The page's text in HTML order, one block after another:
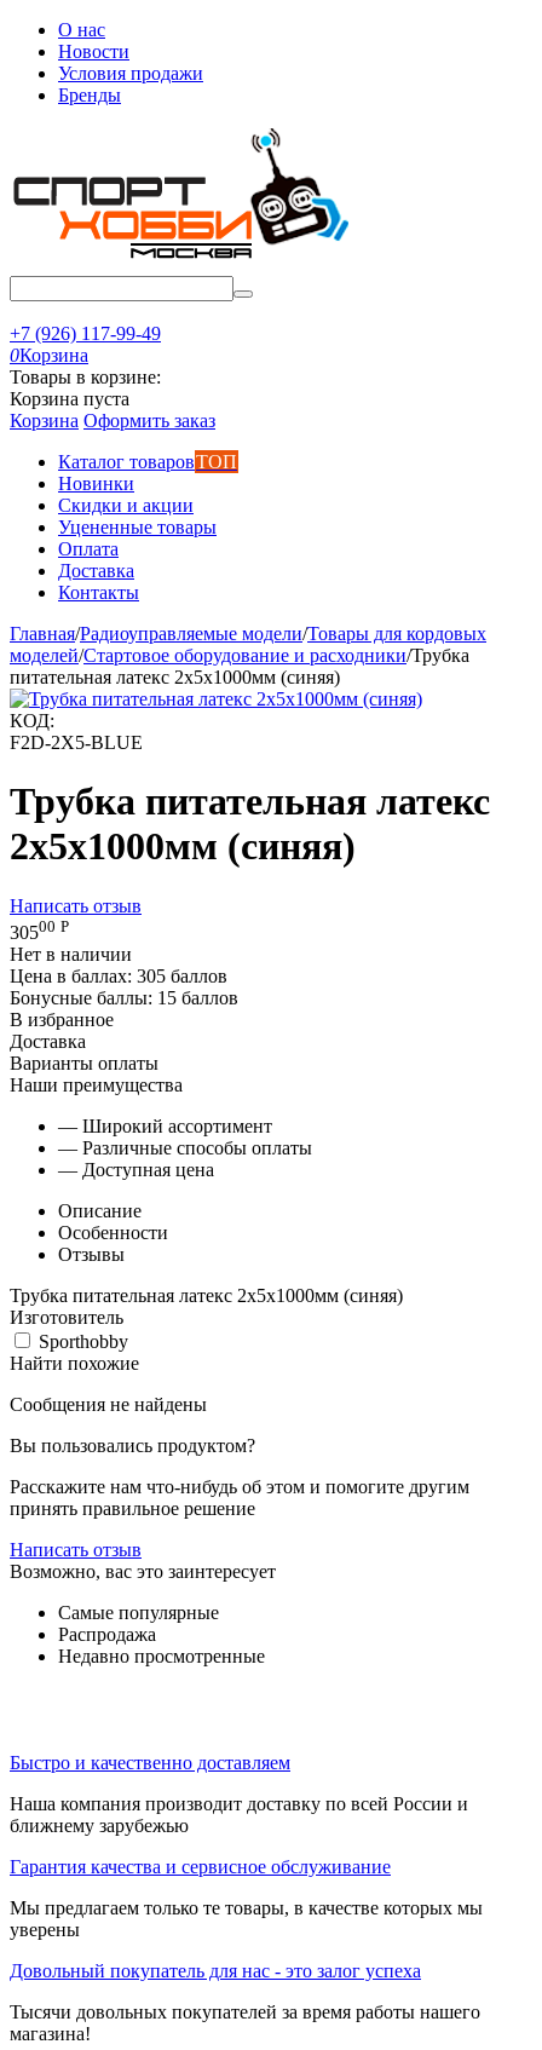
О нас
Новости
Условия продажи
Бренды
+7 (926) 117-99-49
0Корзина
Товары в корзине:
Корзина пуста
Корзина Оформить заказ
Каталог товаровТОП
Новинки
Скидки и акции
Уцененные товары
Оплата
Доставка
Контакты
Главная/Радиоуправляемые модели/Товары для кордовых
моделей/Стартовое оборудование и расходники/Трубка
питательная латекс 2x5x1000мм (синяя)
КОД:
F2D-2X5-BLUE
Трубка питательная латекс
2x5x1000мм (синяя)
Написать отзыв
30500 Р
Нет в наличии
Цена в баллах: 305 баллов
Бонусные баллы: 15 баллов
В избранное
Доставка
Варианты оплаты
Наши преимущества
— Широкий ассортимент
— Различные способы оплаты
— Доступная цена
Описание
Особенности
Отзывы
Трубка питательная латекс 2x5x1000мм (синяя)
Изготовитель
Sporthobby
Найти похожие
Сообщения не найдены
Вы пользовались продуктом?
Расскажите нам что-нибудь об этом и помогите другим
принять правильное решение
Написать отзыв
Возможно, вас это заинтересует
Самые популярные
Распродажа
Недавно просмотренные
Быстро и качественно доставляем
Наша компания производит доставку по всей России и
ближнему зарубежью
Гарантия качества и сервисное обслуживание
Мы предлагаем только те товары, в качестве которых мы
уверены
Довольный покупатель для нас - это залог успеха
Тысячи довольных покупателей за время работы нашего
магазина!